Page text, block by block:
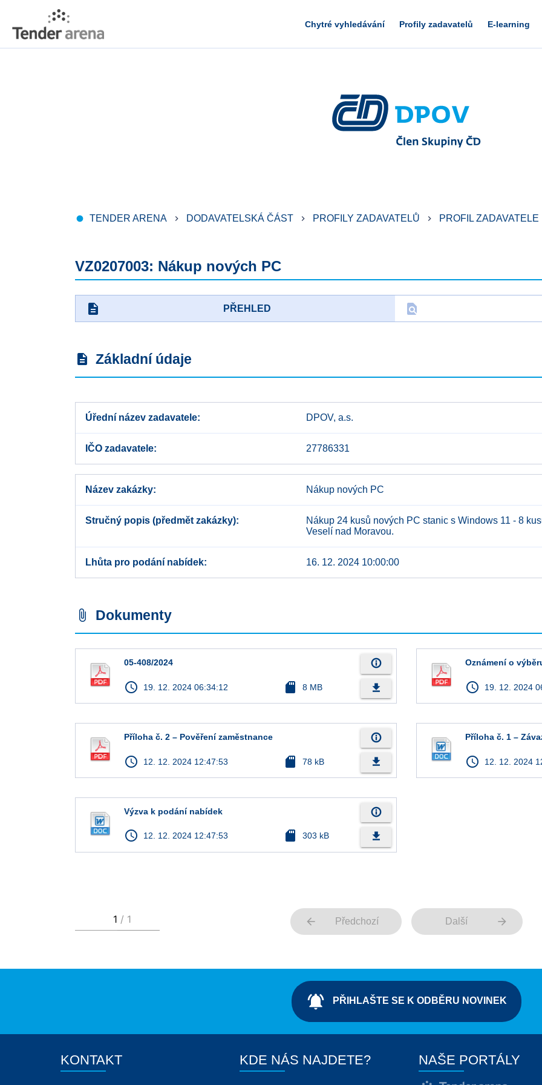
Chytré vyhledávání Profily zadavatelů E-learning
fiber_manual_record TENDER ARENA keyboard_arrow_right DODAVATELSKÁ ČÁST keyboard_arrow_right PROFILY ZADAVATELŮ keyboard_arrow_right PROFIL ZADAVATELE
VZ0207003: Nákup nových PC
description PŘEHLED find_in_page
description Základní údaje
Úřední název zadavatele DPOV, a.s.
IČO zadavatele 27786331
Název zakázky Nákup nových PC
Stručný popis (předmět zakázky)
Nákup 24 kusů nových PC stanic s Windows 11 - 8
Veselí nad Moravou.
Lhůta pro podání nabídek 16. 12. 2024 10:00:00
attach_file Dokumenty
05-408/2024
access_time 19. 12. 2024 06:34:12 sd_card 8 MB
info_outline
file_download
Oznámení o
access_time 19. 12. 2024
Příloha č. 2 – Pověření zaměstnance
access_time 12. 12. 2024 12:47:53 sd_card 78 kB
info_outline
file_download
Příloha č. 1 –
access_time 12. 12. 2024
Výzva k podání nabídek
access_time 12. 12. 2024 12:47:53 sd_card 303 kB
info_outline
file_download
arrow_back Předchozí Další arrow_forward
notifications_active PŘIHLAŠTE SE K ODBĚRU NOVINEK
KONTAKT KDE NÁS NAJDETE? NAŠE PORTÁLY